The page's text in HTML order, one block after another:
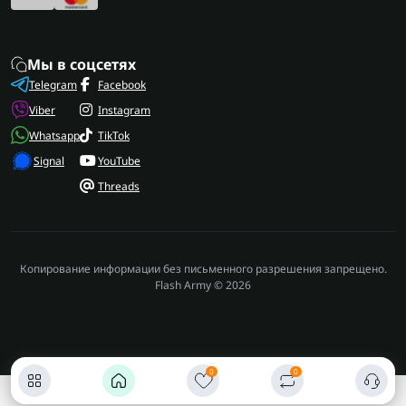
0 0
Мы в соцсетях
Telegram
Viber
Whatsapp
Signal
Facebook
Instagram
TikTok
YouTube
Threads
Копирование информации без письменного разрешения запрещено.
Flash Army © 2026